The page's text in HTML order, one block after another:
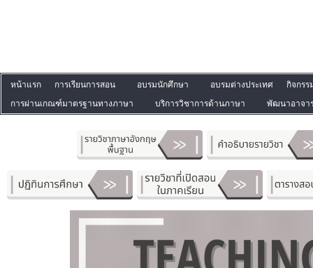
หน้าแรก การเรียนการสอน อบรมนักศึกษา อบรมต่างประเทศ
กิจกรร
การผ่านเกณฑ์มาตรฐานทางภาษา
บริการวิชาการด้านภาษา พัฒนาอาจา